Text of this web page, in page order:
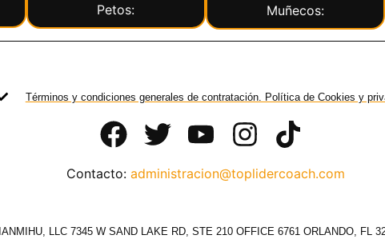
Petos: Muñecos:
Términos y condiciones generales de contratación. Política de Cookies y
Contacto: administracion@toplidercoach.com
LLC 7345 W SAND LAKE RD, STE 210 OFFICE 6761 ORLANDO, FL